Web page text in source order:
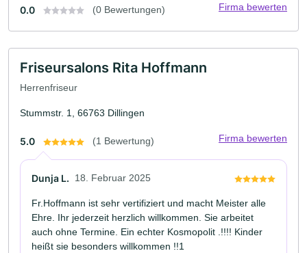
0.0 (0 Bewertungen) Firma bewerten
Friseursalons Rita Hoffmann
Herrenfriseur
Stummstr. 1, 66763 Dillingen
5.0 (1 Bewertung) Firma bewerten
Dunja L. 18. Februar 2025
Fr.Hoffmann ist sehr vertifiziert und macht Meister alle
Ehre. Ihr jederzeit herzlich willkommen. Sie arbeitet
auch ohne Termine. Ein echter Kosmopolit .!!!! Kinder
heißt sie besonders willkommen !!1